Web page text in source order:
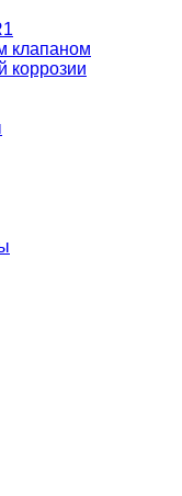
клапаном
коррозии